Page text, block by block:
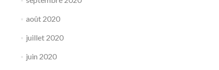
août 2020
juillet 2020
juin 2020